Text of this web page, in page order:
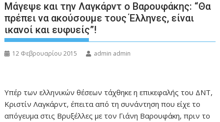
Μάγεψε και την Λαγκάρντ ο Βαρουφάκης: “Θα
πρέπει να ακούσουμε τους Έλληνες, είναι
ικανοί και ευφυείς”!
12 Φεβρουαρίου 2015 admin admin
Υπέρ των ελληνικών θέσεων τάχθηκε η επικεφαλής του ΔΝΤ,
Κριστίν Λαγκάρντ, έπειτα από τη συνάντηση που είχε το
απόγευμα στις Βρυξέλλες με τον Γιάνη Βαρουφάκη, πριν το